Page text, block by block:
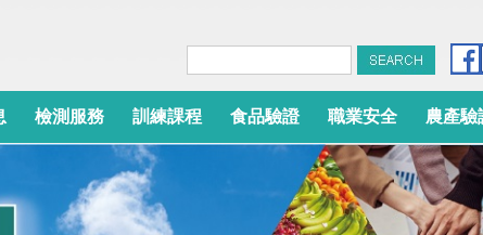
檢測服務 訓練課程 食品驗證 職業安全 農產驗